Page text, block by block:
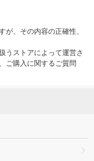
が、その内容の正確性、
うストアによって運営さ
ご購入に関するご質問